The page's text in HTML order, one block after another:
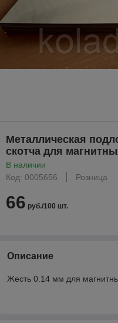
Металлическая
скотча для
В наличии
Код: 0005656
Розница
66 руб./100 шт.
Описание
Жесть 0.14 мм для